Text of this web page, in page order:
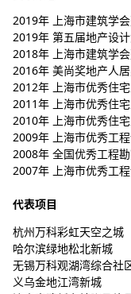
2019年 上海市建筑学
2019年 第五届地产设
2018年 上海市建筑学
2016年 美尚奖地产人
2012年 上海市优秀住
2011年 上海市优秀住
2010年 上海市优秀住
2009年 上海市优秀工
2008年 全国优秀工程
2007年 上海市优秀工
代表项目
杭州万科彩虹天空之城
哈尔滨绿地松北新城
无锡万科观湖湾综合社
义乌金地江湾新城